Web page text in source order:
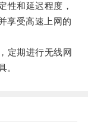
和延迟程度，
享受高速上网的
期进行无线网
。